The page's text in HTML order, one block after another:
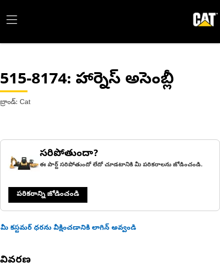
515-8174: హార్నెస్ అసెంబ్లీ
బ్రాండ్: Cat
సరిపోతుందా?
ఈ పార్ట్ సరిపోతుందో లేదో చూడటానికి మీ పరికరాలను జోడించండి.
పరికరాన్ని జోడించండి
మీ కస్టమర్ ధరను వీక్షించడానికి లాగిన్ అవ్వండి
వివరణ